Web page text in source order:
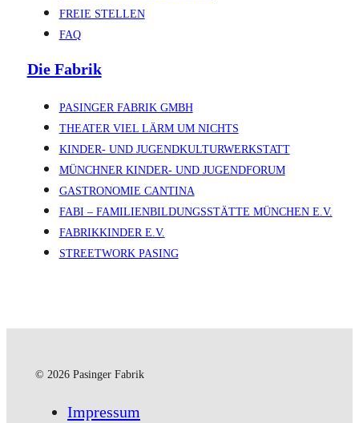
FREIE STELLEN
FAQ
Die Fabrik
PASINGER FABRIK GMBH
THEATER VIEL LÄRM UM NICHTS
KINDER- UND JUGENDKULTURWERKSTATT
MÜNCHNER KINDER- UND JUGENDFORUM
GASTRONOMIE CANTINA
FABI – FAMILIENBILDUNGSSTÄTTE MÜNCHEN E.V.
FABRIKKINDER E.V.
STREETWORK PASING
© 2026 Pasinger Fabrik
Impressum